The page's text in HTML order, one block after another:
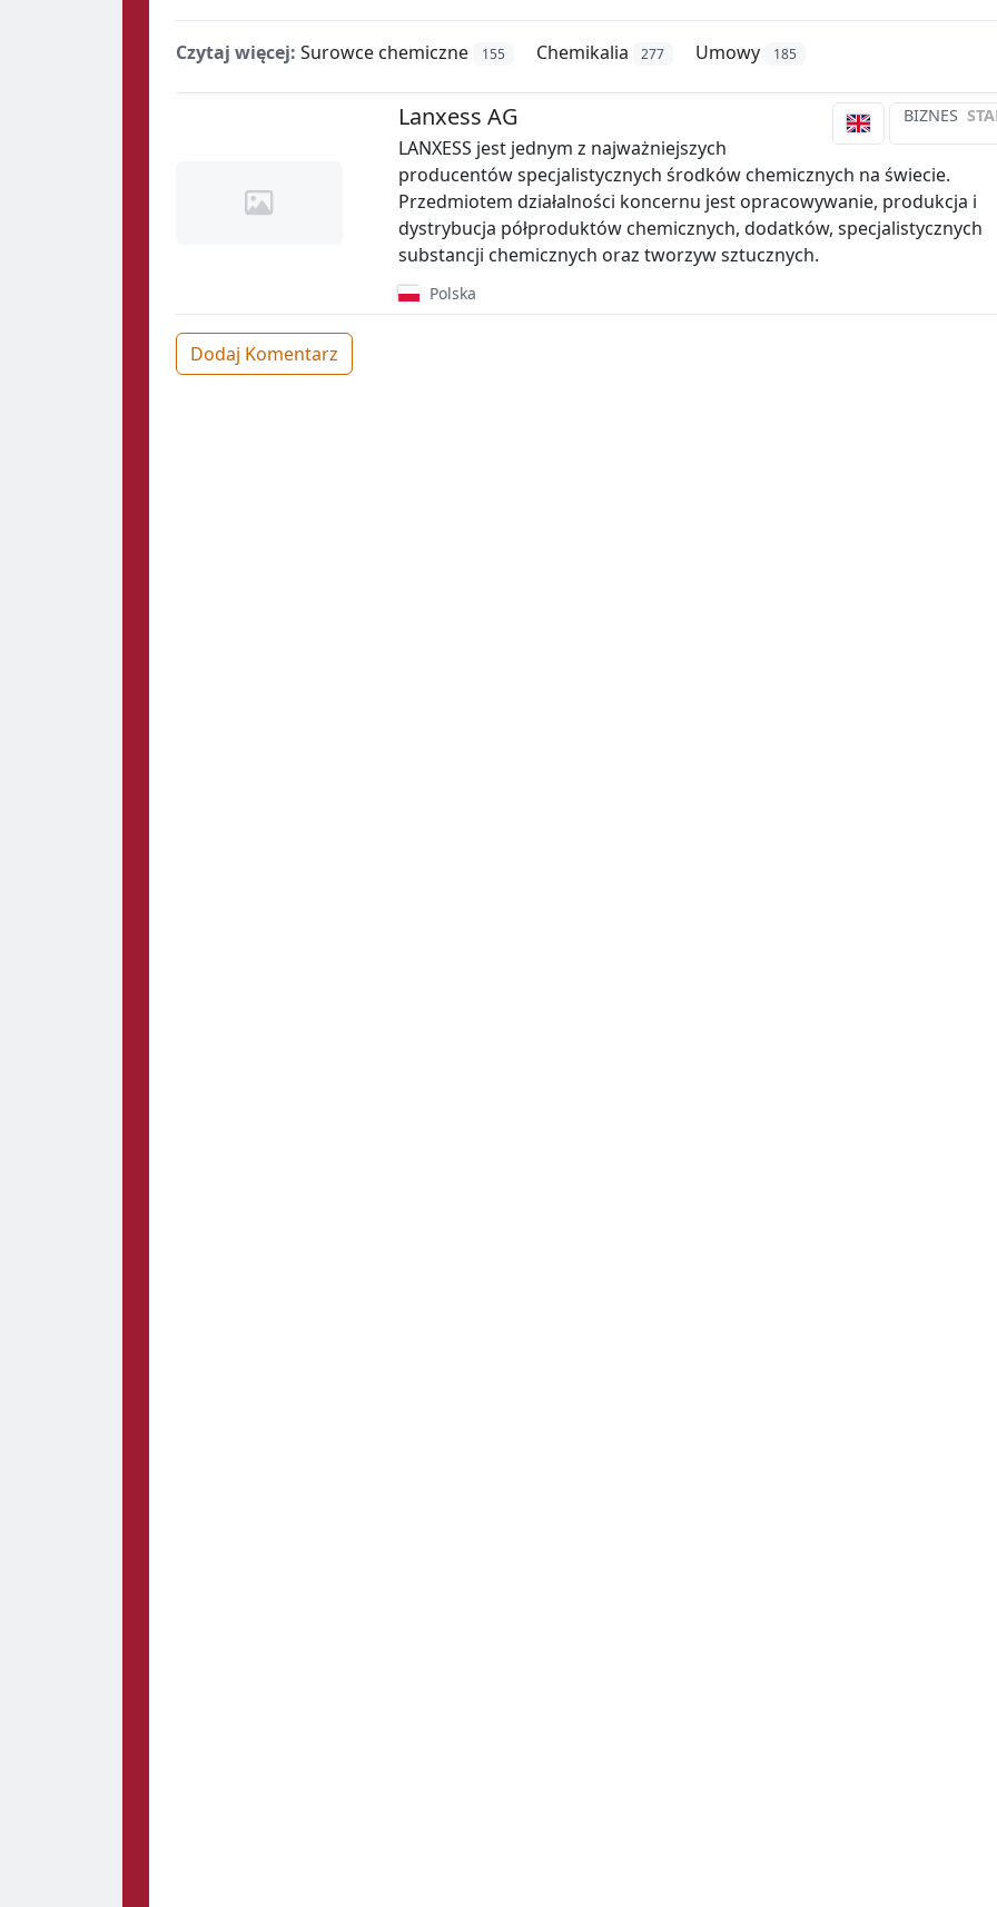
Czytaj więcej: Surowce chemiczne 155 Chemikalia 277 Umowy 185
BIZNES
Lanxess AG
LANXESS jest jednym z najważniejszych
producentów specjalistycznych środków chemicznych na świecie.
Przedmiotem działalności koncernu jest opracowywanie, produkcja i
dystrybucja półproduktów chemicznych, dodatków, specjalistycznych
substancji chemicznych oraz tworzyw sztucznych.
Polska
Dodaj Komentarz